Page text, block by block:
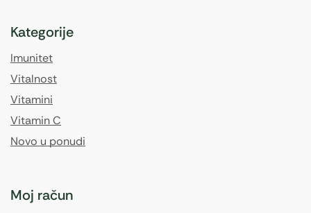
Kategorije
Imunitet
Vitalnost
Vitamini
Vitamin C
Novo u ponudi
Moj račun